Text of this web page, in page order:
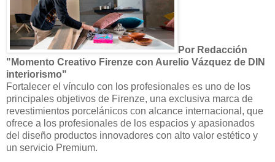
Por Redacción
"Momento Creativo Firenze con Aurelio Vázquez de DIN
interiorismo"
Fortalecer el vínculo con los profesionales es uno de los
principales objetivos de Firenze, una exclusiva marca de
revestimientos porcelánicos con alcance internacional, que
ofrece a los profesionales de los espacios y apasionados
del diseño productos innovadores con alto valor estético y
un servicio Premium.